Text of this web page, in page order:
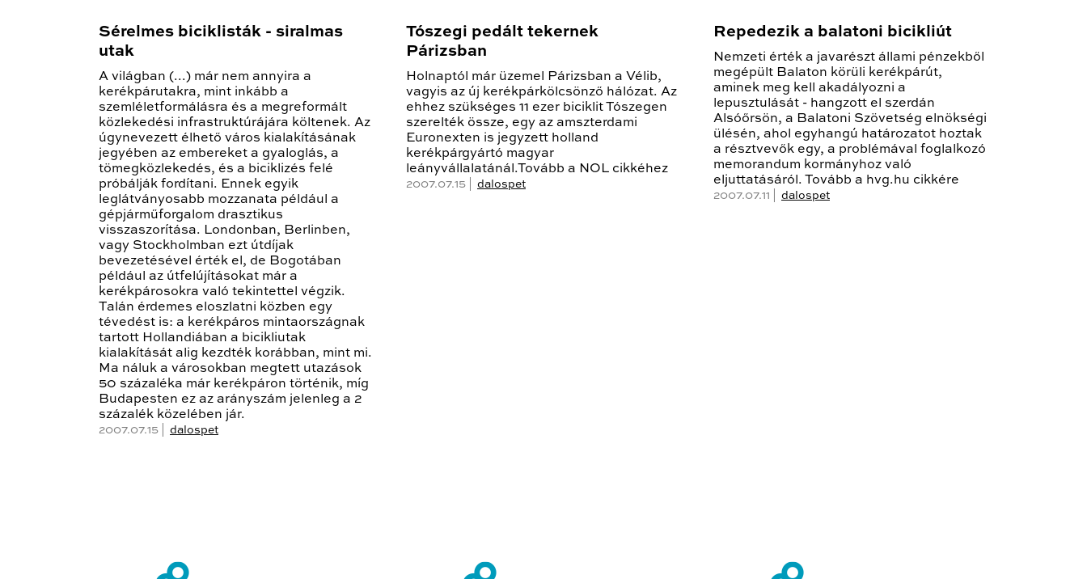
Sérelmes biciklisták - siralmas
utak
A világban (...) már nem annyira a
kerékpárutakra, mint inkább a
szemléletformálásra és a megreformált
közlekedési infrastruktúrájára költenek. Az
úgynevezett élhető város kialakításának
jegyében az embereket a gyaloglás, a
tömegközlekedés, és a biciklizés felé
próbálják fordítani. Ennek egyik
leglátványosabb mozzanata például a
gépjárműforgalom drasztikus
visszaszorítása. Londonban, Berlinben,
vagy Stockholmban ezt útdíjak
bevezetésével érték el, de Bogotában
például az útfelújításokat már a
kerékpárosokra való tekintettel végzik.
Talán érdemes eloszlatni közben egy
tévedést is: a kerékpáros mintaországnak
tartott Hollandiában a bicikliutak
kialakítását alig kezdték korábban, mint mi.
Ma náluk a városokban megtett utazások
50 százaléka már kerékpáron történik, míg
Budapesten ez az arányszám jelenleg a 2
százalék közelében jár.
2007.07.15 | dalospet
Tószegi pedált tekernek
Párizsban
Holnaptól már üzemel Párizsban a Vélib,
vagyis az új kerékpárkölcsönző hálózat. Az
ehhez szükséges 11 ezer biciklit Tószegen
szerelték össze, egy az amszterdami
Euronexten is jegyzett holland
kerékpárgyártó magyar
leányvállalatánál.Tovább a NOL cikkéhez
2007.07.15 | dalospet
Repedezik a balatoni bicikliút
Nemzeti érték a javarészt állami pénzekből
megépült Balaton körüli kerékpárút,
aminek meg kell akadályozni a
lepusztulását - hangzott el szerdán
Alsóőrsön, a Balatoni Szövetség elnökségi
ülésén, ahol egyhangú határozatot hoztak
a résztvevők egy, a problémával foglalkozó
memorandum kormányhoz való
eljuttatásáról. Tovább a hvg.hu cikkére
2007.07.11 | dalospet